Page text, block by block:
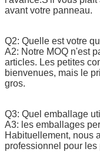
avant votre panneau.
Q2: Quelle est votre
A2: Notre MOQ n'est
articles. Les petites
bienvenues, mais le
gros.
Q3: Quel emballage
A3: les emballages
Habituellement, nous
professionnel pour les